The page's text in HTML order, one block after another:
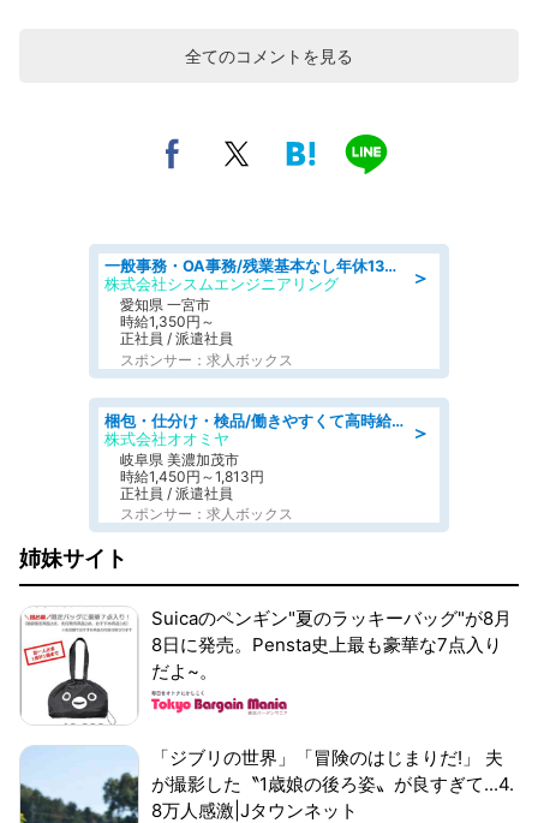
全てのコメントを見る
＞
一般事務・OA事務/残業基本なし年休130日社保完備の一般・調達事務
株式会社シスムエンジニアリング
愛知県 一宮市
時給1,350円～
正社員 / 派遣社員
スポンサー：求人ボックス
＞
梱包・仕分け・検品/働きやすくて高時給の仕分け作業長期休暇充実/残業なし
株式会社オオミヤ
岐阜県 美濃加茂市
時給1,450円～1,813円
正社員 / 派遣社員
スポンサー：求人ボックス
姉妹サイト
Suicaのペンギン"夏のラッキーバッグ"が8月
8日に発売。Pensta史上最も豪華な7点入り
だよ~。
「ジブリの世界」「冒険のはじまりだ!」 夫
が撮影した〝1歳娘の後ろ姿〟が良すぎて...4.
8万人感激|Jタウンネット